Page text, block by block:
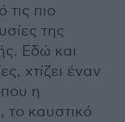
πιο
της
Εδώ και
χτίζει έναν
η
καυστικό